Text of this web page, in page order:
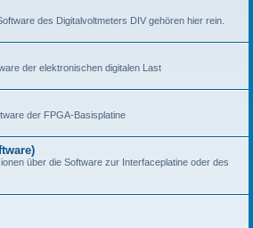
des Digitalvoltmeters DIV gehören hier rein.
der elektronischen digitalen Last
der FPGA-Basisplatine
über die Software zur Interfaceplatine oder des